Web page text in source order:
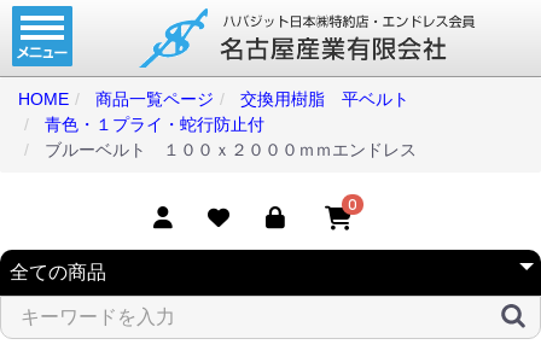
ホーム
コンベアベルト
タイミングベルト
現地エンドレス
取扱商品一覧
HOME 商品一覧ページ
交換用樹脂 平ベルト
青色・１プライ・蛇行防止付
ブルーベルト １００ｘ２０００ｍｍエンドレス
0